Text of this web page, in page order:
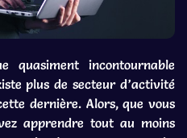
quasiment incontournable
plus de secteur d’activité
dernière. Alors, que vous
apprendre tout au moins